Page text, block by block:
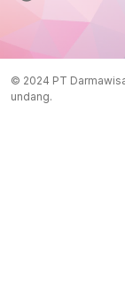
© 2024 PT
undang.